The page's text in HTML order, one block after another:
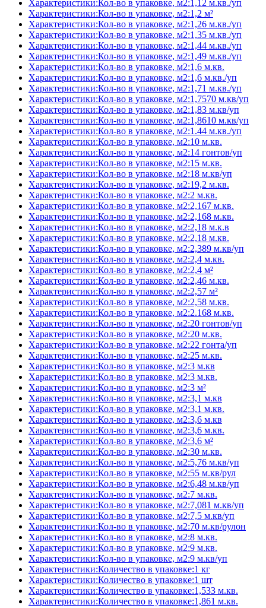
Характеристики:Кол-во в упаковке, м2:1,12 м.кв./уп
Характеристики:Кол-во в упаковке, м2:1,2 м²
Характеристики:Кол-во в упаковке, м2:1,26 м.кв./уп
Характеристики:Кол-во в упаковке, м2:1,35 м.кв./уп
Характеристики:Кол-во в упаковке, м2:1,44 м.кв./уп
Характеристики:Кол-во в упаковке, м2:1,49 м.кв./уп
Характеристики:Кол-во в упаковке, м2:1,6 м.кв.
Характеристики:Кол-во в упаковке, м2:1,6 м.кв./уп
Характеристики:Кол-во в упаковке, м2:1,71 м.кв./уп
Характеристики:Кол-во в упаковке, м2:1,7570 м.кв/уп
Характеристики:Кол-во в упаковке, м2:1,83 м.кв/уп
Характеристики:Кол-во в упаковке, м2:1,8610 м.кв/уп
Характеристики:Кол-во в упаковке, м2:1.44 м.кв./уп
Характеристики:Кол-во в упаковке, м2:10 м.кв.
Характеристики:Кол-во в упаковке, м2:14 гонтов/уп
Характеристики:Кол-во в упаковке, м2:15 м.кв.
Характеристики:Кол-во в упаковке, м2:18 м.кв/уп
Характеристики:Кол-во в упаковке, м2:19,2 м.кв.
Характеристики:Кол-во в упаковке, м2:2 м.кв.
Характеристики:Кол-во в упаковке, м2:2,167 м.кв.
Характеристики:Кол-во в упаковке, м2:2,168 м.кв.
Характеристики:Кол-во в упаковке, м2:2,18 м.к.в
Характеристики:Кол-во в упаковке, м2:2,18 м.кв.
Характеристики:Кол-во в упаковке, м2:2,389 м.кв/уп
Характеристики:Кол-во в упаковке, м2:2,4 м.кв.
Характеристики:Кол-во в упаковке, м2:2,4 м²
Характеристики:Кол-во в упаковке, м2:2,46 м.кв.
Характеристики:Кол-во в упаковке, м2:2,57 м²
Характеристики:Кол-во в упаковке, м2:2,58 м.кв.
Характеристики:Кол-во в упаковке, м2:2.168 м.кв.
Характеристики:Кол-во в упаковке, м2:20 гонтов/уп
Характеристики:Кол-во в упаковке, м2:20 м.кв.
Характеристики:Кол-во в упаковке, м2:22 гонта/уп
Характеристики:Кол-во в упаковке, м2:25 м.кв.
Характеристики:Кол-во в упаковке, м2:3 м.кв
Характеристики:Кол-во в упаковке, м2:3 м.кв.
Характеристики:Кол-во в упаковке, м2:3 м²
Характеристики:Кол-во в упаковке, м2:3,1 м.кв
Характеристики:Кол-во в упаковке, м2:3,1 м.кв.
Характеристики:Кол-во в упаковке, м2:3,6 м.кв
Характеристики:Кол-во в упаковке, м2:3,6 м.кв.
Характеристики:Кол-во в упаковке, м2:3,6 м²
Характеристики:Кол-во в упаковке, м2:30 м.кв.
Характеристики:Кол-во в упаковке, м2:5,76 м.кв/уп
Характеристики:Кол-во в упаковке, м2:55 м.кв/рул
Характеристики:Кол-во в упаковке, м2:6,48 м.кв/уп
Характеристики:Кол-во в упаковке, м2:7 м.кв.
Характеристики:Кол-во в упаковке, м2:7,081 м.кв/уп
Характеристики:Кол-во в упаковке, м2:7,5 м.кв/уп
Характеристики:Кол-во в упаковке, м2:70 м.кв/рулон
Характеристики:Кол-во в упаковке, м2:8 м.кв.
Характеристики:Кол-во в упаковке, м2:9 м.кв.
Характеристики:Кол-во в упаковке, м2:9 м.кв/уп
Характеристики:Количество в упаковке:1 кг
Характеристики:Количество в упаковке:1 шт
Характеристики:Количество в упаковке:1,533 м.кв.
Характеристики:Количество в упаковке:1,861 м.кв.